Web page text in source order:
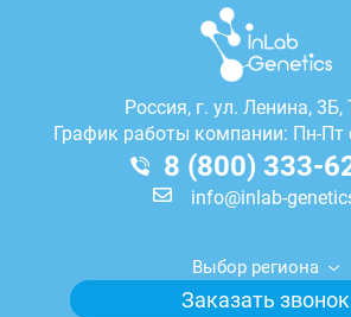
Россия, г. ул. Ленина, 3Б,
График работы компании: Пн-Пт
8 (800) 333-
info@inlab-
Выбор региона
Заказать звонок